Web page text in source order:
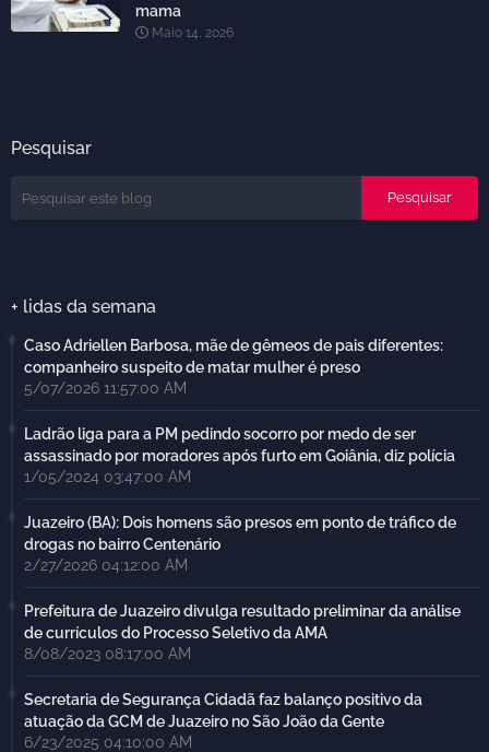
mama
Maio 14, 2026
Pesquisar
+ lidas da semana
Caso Adriellen Barbosa, mãe de gêmeos de pais diferentes:
companheiro suspeito de matar mulher é preso
5/07/2026 11:57:00 AM
Ladrão liga para a PM pedindo socorro por medo de ser
assassinado por moradores após furto em Goiânia, diz polícia
1/05/2024 03:47:00 AM
Juazeiro (BA): Dois homens são presos em ponto de tráfico de
drogas no bairro Centenário
2/27/2026 04:12:00 AM
Prefeitura de Juazeiro divulga resultado preliminar da análise
de currículos do Processo Seletivo da AMA
8/08/2023 08:17:00 AM
Secretaria de Segurança Cidadã faz balanço positivo da
atuação da GCM de Juazeiro no São João da Gente
6/23/2025 04:10:00 AM